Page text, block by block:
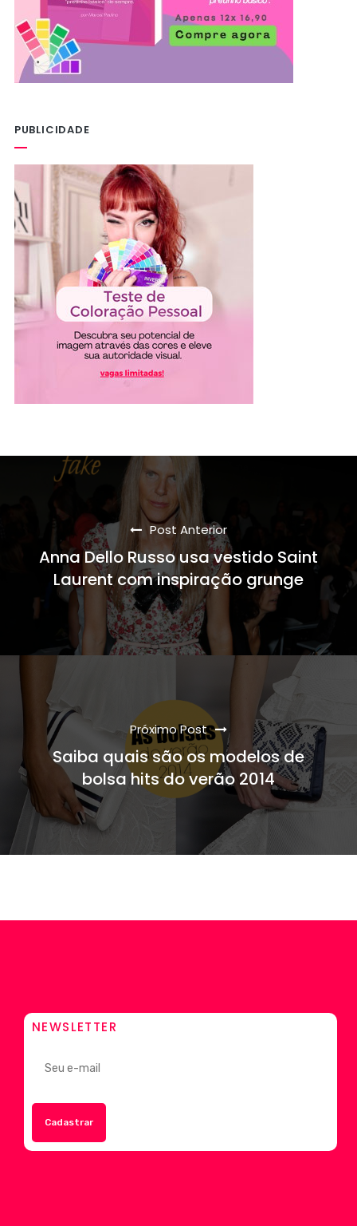
PUBLICIDADE
Post Anterior
Anna Dello Russo usa vestido Saint
Laurent com inspiração grunge
Próximo Post
Saiba quais são os modelos de
bolsa hits do verão 2014
NEWSLETTER